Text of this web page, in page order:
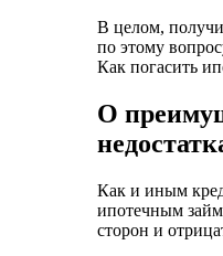
В целом,
по этому
Как погасить
О
Как и иным
ипотечным
сторон и